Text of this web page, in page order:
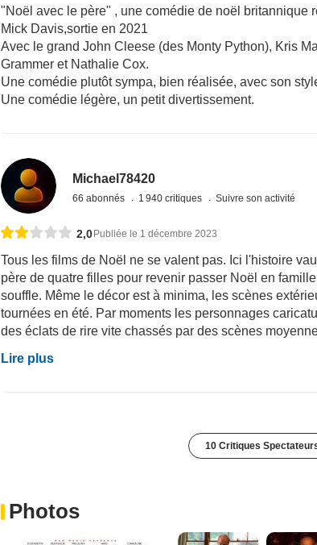
"Noël avec le père" , une comédie de noël britannique
Mick Davis,sortie en 2021
Avec le grand John Cleese (des Monty Python), Kris
Grammer et Nathalie Cox.
Une comédie plutôt sympa, bien réalisée, avec son
Une comédie légère, un petit divertissement.
Michael78420
66 abonnés 1 940 critiques Suivre son activité
2,0Publiée le 1 décembre 2023
Tous les films de Noël ne se valent pas. Ici l'histoire
père de quatre filles pour revenir passer Noël en
souffle. Même le décor est à minima, les scènes
tournées en été. Par moments les personnages
des éclats de rire vite chassés par des scènes
Lire plus
10 Critiques
Photos